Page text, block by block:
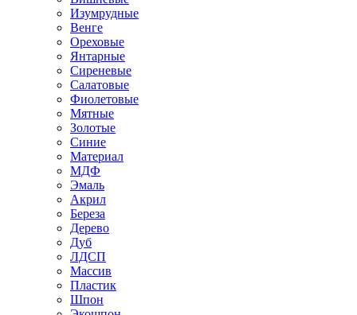
Изумрудные
Венге
Ореховые
Янтарные
Сиреневые
Салатовые
Фиолетовые
Мятные
Золотые
Синие
Материал
МДФ
Эмаль
Акрил
Береза
Дерево
Дуб
ЛДСП
Массив
Пластик
Шпон